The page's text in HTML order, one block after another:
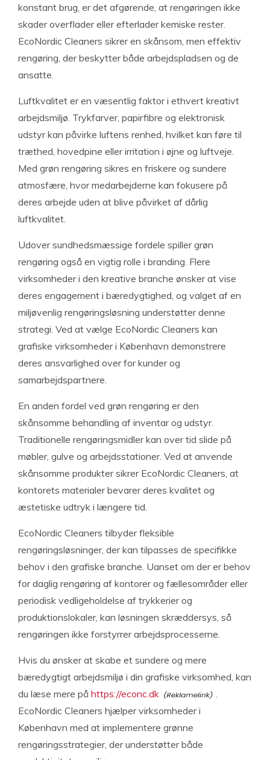
konstant brug, er det afgørende, at rengøringen ikke
skader overflader eller efterlader kemiske rester.
EcoNordic Cleaners sikrer en skånsom, men effektiv
rengøring, der beskytter både arbejdspladsen og de
ansatte.
Luftkvalitet er en væsentlig faktor i ethvert kreativt
arbejdsmiljø. Trykfarver, papirfibre og elektronisk
udstyr kan påvirke luftens renhed, hvilket kan føre til
træthed, hovedpine eller irritation i øjne og luftveje.
Med grøn rengøring sikres en friskere og sundere
atmosfære, hvor medarbejderne kan fokusere på
deres arbejde uden at blive påvirket af dårlig
luftkvalitet.
Udover sundhedsmæssige fordele spiller grøn
rengøring også en vigtig rolle i branding. Flere
virksomheder i den kreative branche ønsker at vise
deres engagement i bæredygtighed, og valget af en
miljøvenlig rengøringsløsning understøtter denne
strategi. Ved at vælge EcoNordic Cleaners kan
grafiske virksomheder i København demonstrere
deres ansvarlighed over for kunder og
samarbejdspartnere.
En anden fordel ved grøn rengøring er den
skånsomme behandling af inventar og udstyr.
Traditionelle rengøringsmidler kan over tid slide på
møbler, gulve og arbejdsstationer. Ved at anvende
skånsomme produkter sikrer EcoNordic Cleaners, at
kontorets materialer bevarer deres kvalitet og
æstetiske udtryk i længere tid.
EcoNordic Cleaners tilbyder fleksible
rengøringsløsninger, der kan tilpasses de specifikke
behov i den grafiske branche. Uanset om der er behov
for daglig rengøring af kontorer og fællesområder eller
periodisk vedligeholdelse af trykkerier og
produktionslokaler, kan løsningen skræddersys, så
rengøringen ikke forstyrrer arbejdsprocesserne.
Hvis du ønsker at skabe et sundere og mere
bæredygtigt arbejdsmiljø i din grafiske virksomhed, kan
du læse mere på https://econc.dk
.
EcoNordic Cleaners hjælper virksomheder i
København med at implementere grønne
rengøringsstrategier, der understøtter både